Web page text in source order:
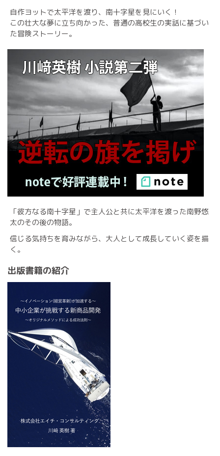
自作ヨットで太平洋を渡り、南十字星を見にいく！
この壮大な夢に立ち向かった、普通の高校生の実話に基づい
た冒険ストーリー。
「彼方なる南十字星」で主人公と共に太平洋を渡った南野悠
太のその後の物語。
信じる気持ちを育みながら、大人として成長していく姿を描
く。
出版書籍の紹介